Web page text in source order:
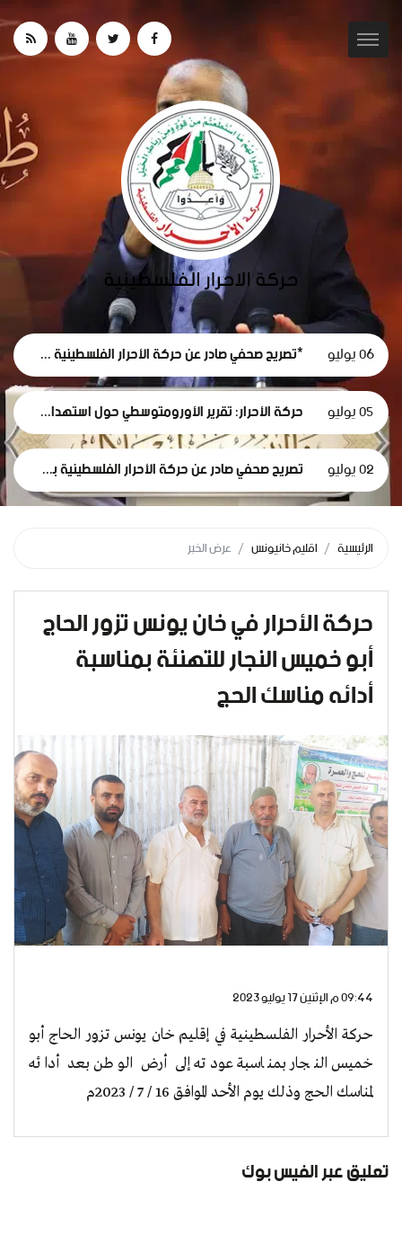
06 يوليو *تصريح صحفي صادر عن حركة الأحرار الفلسطينية حول استقالة لجنة الطوارئ في غزة
05 يوليو حركة الأحرار: تقرير الأورومتوسطي حول استهداف الرموز الطبية في سجون الاحتلال وثيقة إدانة وجريمة حرب موصوفة
02 يوليو تصريح صحفي صادر عن حركة الأحرار الفلسطينية بمناسبة مرور 1000 يومٍ من حرب الإبادة... وفظاعة جرائم الاحتلال في قطاع غزة*
الرئيسية اقليم خانيونس عرض الخبر
حركة الأحرار في خان يونس تزور الحاج
أبو خميس النجار للتهنئة بمناسبة
أدائه مناسك الحج
09:44 م الإثنين 17 يوليو 2023
حركة الأحرار الفلسطينية في إقليم خان يونس تزور الحاج أبو
خميس النجار بمناسبة عودته إلى أرض الوطن بعد أدائه
لمناسك الحج وذلك يوم الأحد الموافق 16 / 7 / 2023م
تعليق عبر الفيس بوك